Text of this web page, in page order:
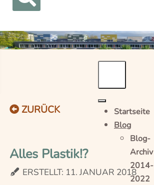
Startseite
Blog
Blog-
Archiv
2014-
2022
ZURÜCK
Alles Plastik!?
ERSTELLT: 11. JANUAR 2018